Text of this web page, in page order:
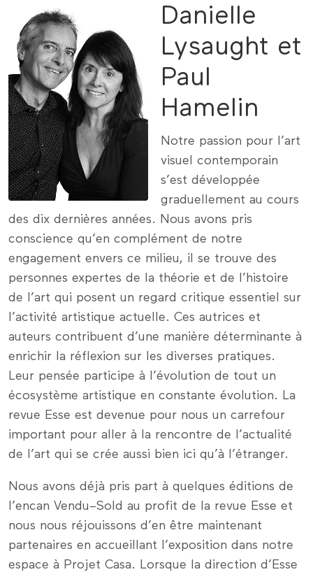
Danielle
Lysaught et
Paul
Hamelin
Notre passion pour l’art
visuel contemporain
s’est développée
graduellement au cours
des dix dernières années. Nous avons pris
conscience qu’en complément de notre
engagement envers ce milieu, il se trouve des
personnes expertes de la théorie et de l’histoire
de l’art qui posent un regard critique essentiel sur
l’activité artistique actuelle. Ces autrices et
auteurs contribuent d’une manière déterminante à
enrichir la réflexion sur les diverses pratiques.
Leur pensée participe à l’évolution de tout un
écosystème artistique en constante évolution. La
revue Esse est devenue pour nous un carrefour
important pour aller à la rencontre de l’actualité
de l’art qui se crée aussi bien ici qu’à l’étranger.
Nous avons déjà pris part à quelques éditions de
l’encan Vendu–Sold au profit de la revue Esse et
nous nous réjouissons d’en être maintenant
partenaires en accueillant l’exposition dans notre
espace à Projet Casa. Lorsque la direction d’Esse